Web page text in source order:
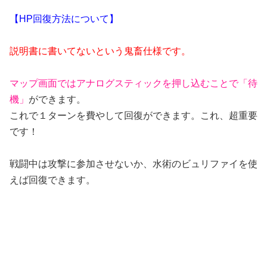
【HP回復方法について】
説明書に書いてないという鬼畜仕様です。
マップ画面ではアナログスティックを押し込むことで「待
機」 ができます。
これで１ターンを費やして回復ができます。これ、超重要
です！
戦闘中は攻撃に参加させないか、水術のビュリファイを使
えば回復できます。